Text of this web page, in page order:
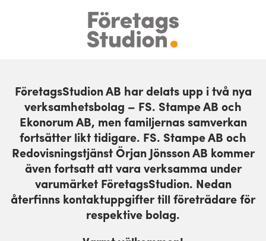
to
content
FöretagsStudion AB har delats upp i två nya
verksamhetsbolag – FS. Stampe AB och
Ekonorum AB, men familjernas samverkan
fortsätter likt tidigare. FS. Stampe AB och
Redovisningstjänst Örjan Jönsson AB kommer
även fortsatt att vara verksamma under
varumärket FöretagsStudion. Nedan
återfinns kontaktuppgifter till företrädare för
respektive bolag.